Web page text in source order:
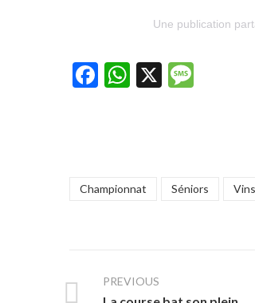
Une publication
Facebook
WhatsApp
X
Championnat Séniors
PREVIOUS